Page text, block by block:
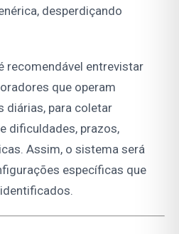
desperdiçando
recomendável entrevistar
que operam
diárias, para coletar
dificuldades, prazos,
Assim, o sistema será
específicas que